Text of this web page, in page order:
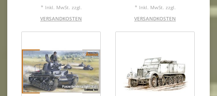
* Inkl. MwSt. zzgl.
VERSANDKOSTEN
* Inkl. MwSt. zzgl.
VERSANDKOSTEN